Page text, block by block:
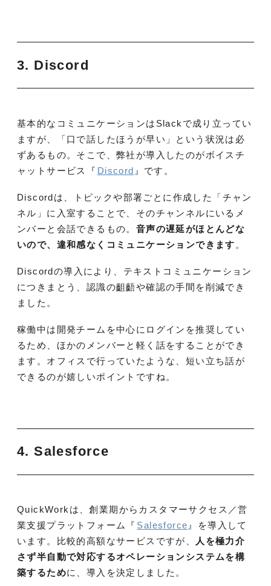
3. Discord
基本的なコミュニケーションはSlackで成り立ってい
ますが、「口で話したほうが早い」という状況は必
ずあるもの。そこで、弊社が導入したのがボイスチ
ャットサービス『 Discord 』です。
Discordは、トピックや部署ごとに作成した「チャン
ネル」に入室することで、そのチャンネルにいるメ
ンバーと会話できるもの。 音声の遅延がほとんどな
いので、違和感なくコミュニケーションできます 。
Discordの導入により、テキストコミュニケーション
につきまとう、認識の齟齬や確認の手間を削減でき
ました。
稼働中は開発チームを中心にログインを推奨してい
るため、ほかのメンバーと軽く話をすることができ
ます。オフィスで行っていたような、短い立ち話が
できるのが嬉しいポイントですね。
4. Salesforce
QuickWorkは、創業期からカスタマーサクセス／営
業支援プラットフォーム『 Salesforce 』を導入して
います。比較的高額なサービスですが、
人を極力介
さず半自動で対応するオペレーションシステムを構
築するために、導入を決定しました。